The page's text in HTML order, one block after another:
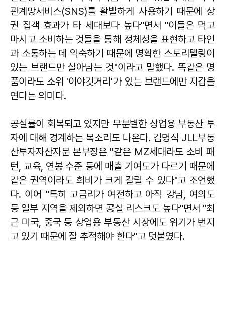
관계망서비스(SNS)를 활발하게 사용하기 때문에 상
권 집객 효과가 타 세대보다 높다"면서 "이들은 먹고
마시고 소비하는 것들을 통해 정체성을 표현하고 타인
과 소통하는 데 익숙하기 때문에 명확한 스토리텔링이
있는 브랜드만 살아남는 것"이라고 말했다. 똑같은 명
품이라도 소위 '이야깃거리'가 있는 브랜드에만 지갑을
연다는 의미다.
공실률이 회복되고 있지만 무분별한 상업용 부동산 투
자에 대해 경계하는 목소리도 나온다. 김명식 JLL부동
산투자자산자문 본부장은 "같은 MZ세대라도 소비 패
턴, 교육, 연봉 수준 등에 매출 기여도가 다르기 때문에
같은 권역이라도 희비가 크게 갈릴 수 있다"고 조언했
다. 이어 "특히 고금리가 여전하고 아직 강남, 여의도
등 일부 지역을 제외하면 공실 리스크도 높다"면서 "최
근 미국, 중국 등 상업용 부동산 시장에도 위기가 번지
고 있기 때문에 잘 추적해야 한다"고 덧붙였다.